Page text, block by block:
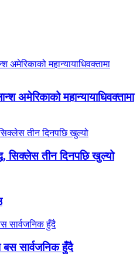
अमेरिकाको महान्यायाधिवक्तामा
तीन दिनपछि खुल्यो
बस सार्वजनिक हुँदै